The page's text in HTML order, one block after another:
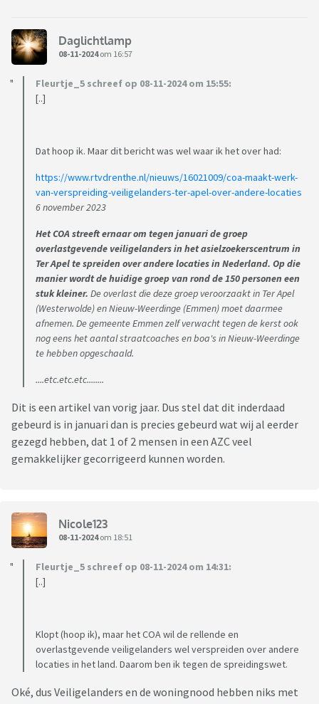
Daglichtlamp
08-11-2024om 16:57
Fleurtje_5 schreef op 08-11-2024 om 15:55:
[..]
Dat hoop ik. Maar dit bericht was wel waar ik het over had:
https://www.rtvdrenthe.nl/nieuws/16021009/coa-maakt-werk-
van-verspreiding-veiligelanders-ter-apel-over-andere-locaties
6 november 2023
Het COA streeft ernaar om tegen januari de groep
overlastgevende veiligelanders in het asielzoekerscentrum in
Ter Apel te spreiden over andere locaties in Nederland. Op die
manier wordt de huidige groep van rond de 150 personen een
stuk kleiner. De overlast die deze groep veroorzaakt in Ter Apel
(Westerwolde) en Nieuw-Weerdinge (Emmen) moet daarmee
afnemen. De gemeente Emmen zelf verwacht tegen de kerst ook
nog eens het aantal straatcoaches en boa's in Nieuw-Weerdinge
te hebben opgeschaald.
....etc.etc.etc........
Dit is een artikel van vorig jaar. Dus stel dat dit inderdaad
gebeurd is in januari dan is precies gebeurd wat wij al eerder
gezegd hebben, dat 1 of 2 mensen in een AZC veel
gemakkelijker gecorrigeerd kunnen worden.
Nicole123
08-11-2024om 18:51
Fleurtje_5 schreef op 08-11-2024 om 14:31:
[..]
Klopt (hoop ik), maar het COA wil de rellende en
overlastgevende veiligelanders wel verspreiden over andere
locaties in het land. Daarom ben ik tegen de spreidingswet.
Oké, dus Veiligelanders en de woningnood hebben niks met